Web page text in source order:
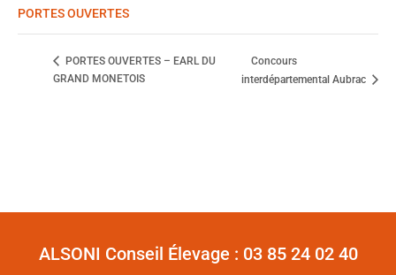
PORTES OUVERTES
PORTES OUVERTES – EARL DU
GRAND MONETOIS
Concours
interdépartemental Aubrac
ALSONI Conseil Élevage : 03 85 24 02 40